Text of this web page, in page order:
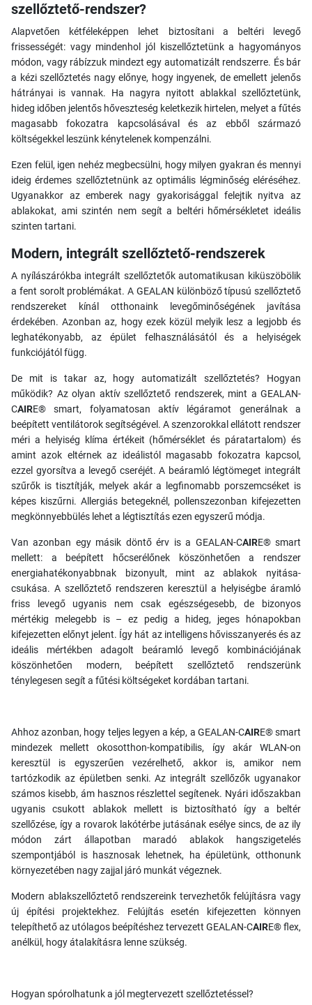
szellőztető-rendszer?
Alapvetően kétféleképpen lehet biztosítani a beltéri levegő
frissességét: vagy mindenhol jól kiszellőztetünk a hagyományos
módon, vagy rábízzuk mindezt egy automatizált rendszerre. És bár
a kézi szellőztetés nagy előnye, hogy ingyenek, de emellett jelenős
hátrányai is vannak. Ha nagyra nyitott ablakkal szellőztetünk,
hideg időben jelentős hőveszteség keletkezik hirtelen, melyet a fűtés
magasabb fokozatra kapcsolásával és az ebből származó
költségekkel leszünk kénytelenek kompenzálni.
Ezen felül, igen nehéz megbecsülni, hogy milyen gyakran és mennyi
ideig érdemes szellőztetnünk az optimális légminőség eléréséhez.
Ugyanakkor az emberek nagy gyakorisággal felejtik nyitva az
ablakokat, ami szintén nem segít a beltéri hőmérsékletet ideális
szinten tartani.
Modern, integrált szellőztető-rendszerek
A nyílászárókba integrált szellőztetők automatikusan kiküszöbölik
a fent sorolt problémákat. A GEALAN különböző típusú szellőztető
rendszereket kínál otthonaink levegőminőségének javítása
érdekében. Azonban az, hogy ezek közül melyik lesz a legjobb és
leghatékonyabb, az épület felhasználásától és a helyiségek
funkciójától függ.
De mit is takar az, hogy automatizált szellőztetés? Hogyan
működik? Az olyan aktív szellőztető rendszerek, mint a GEALAN-
CAIRE® smart, folyamatosan aktív légáramot generálnak a
beépített ventilátorok segítségével. A szenzorokkal ellátott rendszer
méri a helyiség klíma értékeit (hőmérséklet és páratartalom) és
amint azok eltérnek az ideálistól magasabb fokozatra kapcsol,
ezzel gyorsítva a levegő cseréjét. A beáramló légtömeget integrált
szűrők is tisztítják, melyek akár a legfinomabb porszemcséket is
képes kiszűrni. Allergiás betegeknél, pollenszezonban kifejezetten
megkönnyebbülés lehet a légtisztítás ezen egyszerű módja.
Van azonban egy másik döntő érv is a GEALAN-CAIRE® smart
mellett: a beépített hőcserélőnek köszönhetően a rendszer
energiahatékonyabbnak bizonyult, mint az ablakok nyitása-
csukása. A szellőztető rendszeren keresztül a helyiségbe áramló
friss levegő ugyanis nem csak egészségesebb, de bizonyos
mértékig melegebb is – ez pedig a hideg, jeges hónapokban
kifejezetten előnyt jelent. Így hát az intelligens hővisszanyerés és az
ideális mértékben adagolt beáramló levegő kombinációjának
köszönhetően modern, beépített szellőztető rendszerünk
ténylegesen segít a fűtési költségeket kordában tartani.
Ahhoz azonban, hogy teljes legyen a kép, a GEALAN-CAIRE® smart
mindezek mellett okosotthon-kompatibilis, így akár WLAN-on
keresztül is egyszerűen vezérelhető, akkor is, amikor nem
tartózkodik az épületben senki. Az integrált szellőzők ugyanakor
számos kisebb, ám hasznos részlettel segítenek. Nyári időszakban
ugyanis csukott ablakok mellett is biztosítható így a beltér
szellőzése, így a rovarok lakótérbe jutásának esélye sincs, de az ily
módon zárt állapotban maradó ablakok hangszigetelés
szempontjából is hasznosak lehetnek, ha épületünk, otthonunk
környezetében nagy zajjal járó munkát végeznek.
Modern ablakszellőztető rendszereink tervezhetők felújításra vagy
új építési projektekhez. Felújítás esetén kifejezetten könnyen
telepíthető az utólagos beépítéshez tervezett GEALAN-CAIRE® flex,
anélkül, hogy átalakításra lenne szükség.
Hogyan spórolhatunk a jól megtervezett szellőztetéssel?